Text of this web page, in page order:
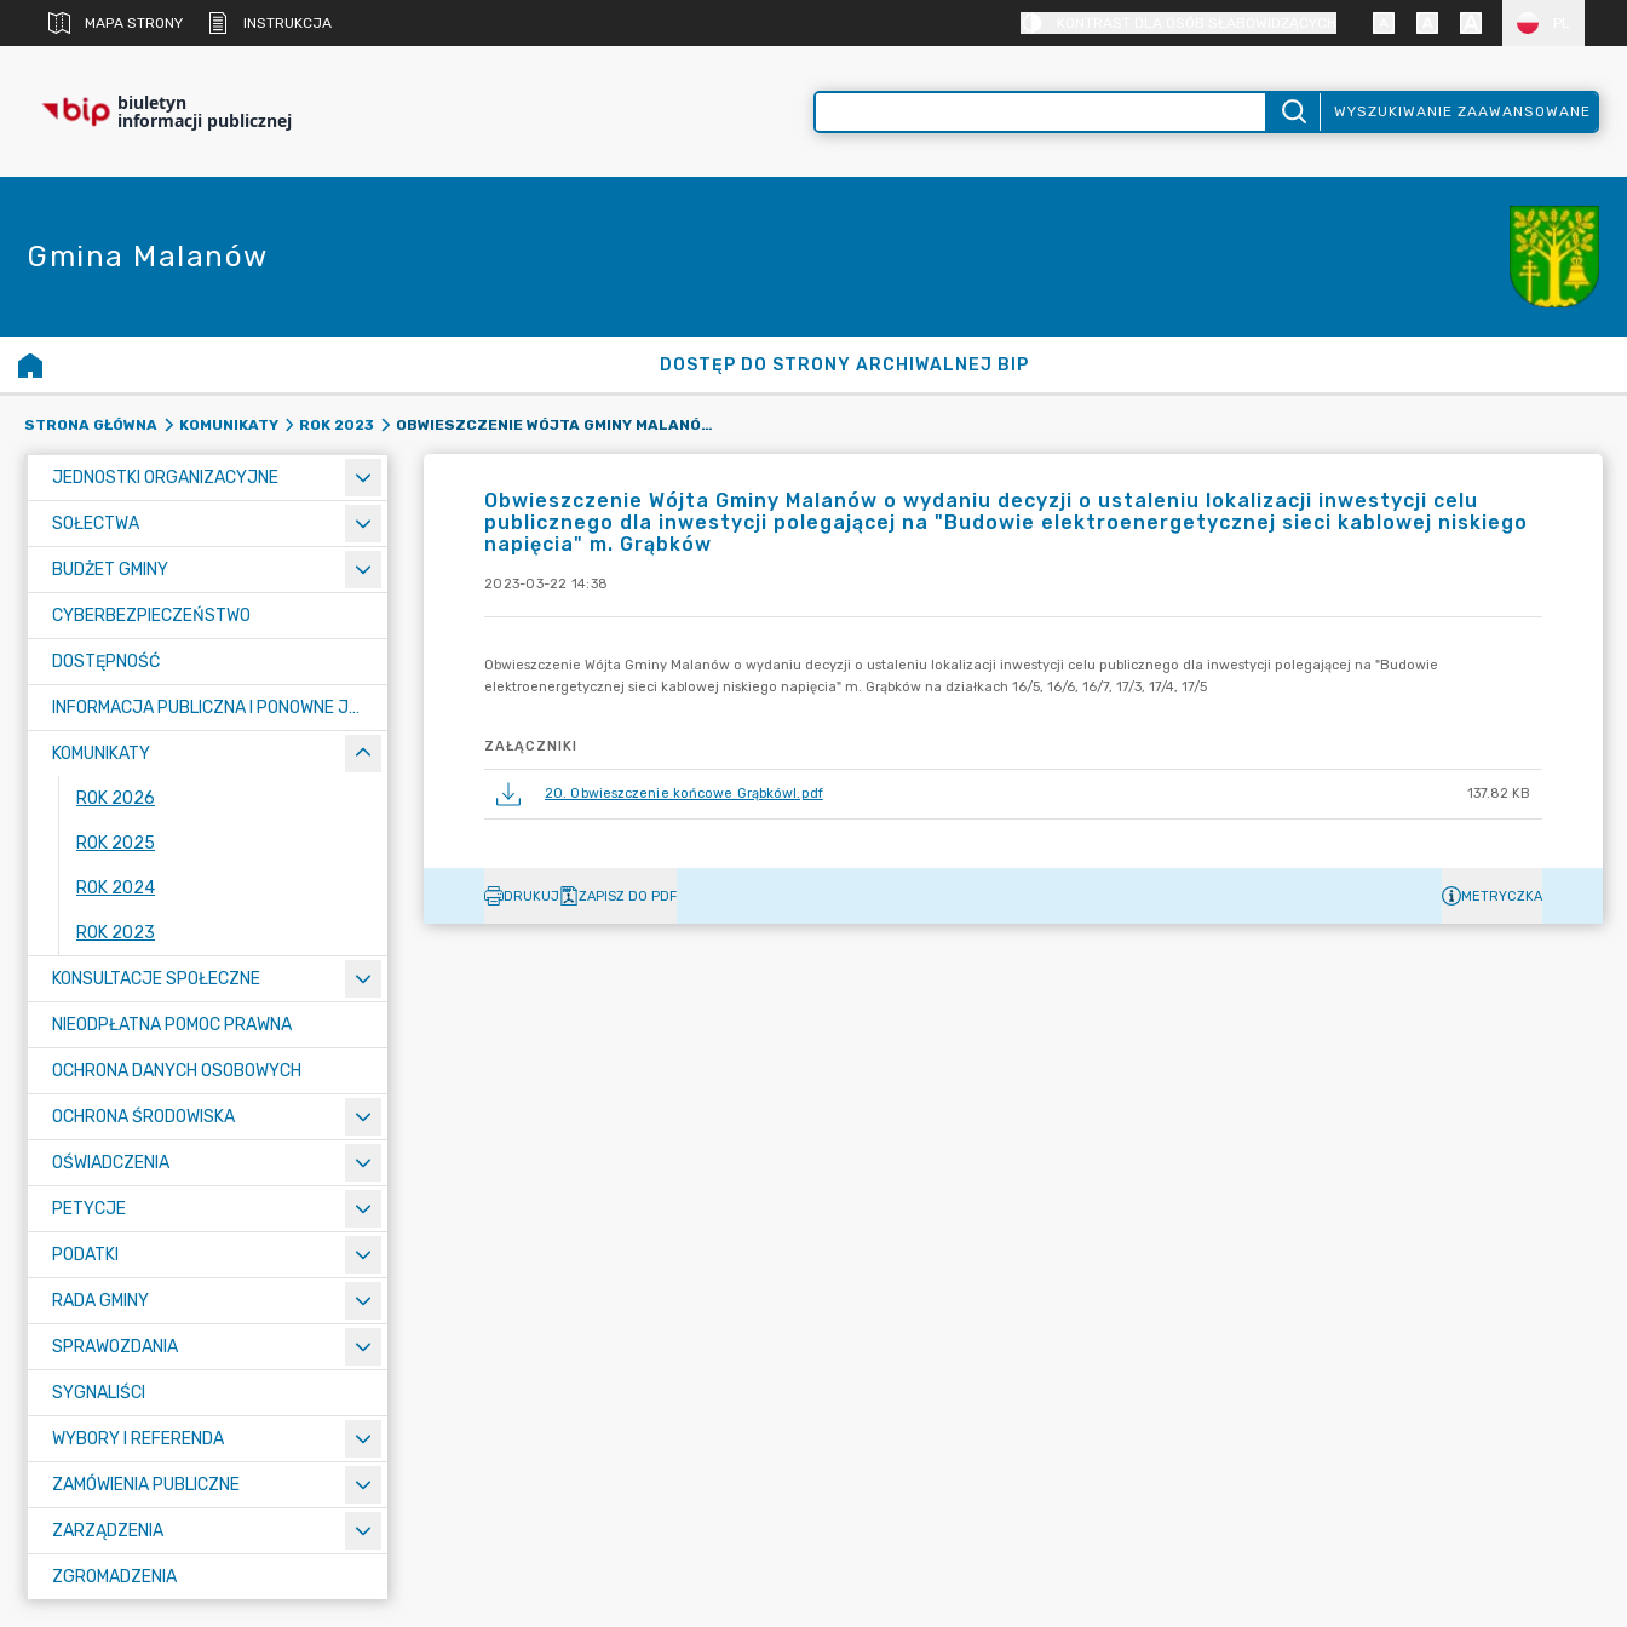
MAPA STRONY INSTRUKCJA
biuletyn
informacji publicznej WYSZUKIWANIE ZAAWANSOWANE
Gmina Malanów
DOSTĘP DO STRONY ARCHIWALNEJ BIP
STRONA GŁÓWNA KOMUNIKATY ROK 2023 OBWIESZCZENIE WÓJTA GMINY MALANÓW O WYDANIU DECYZJI O USTALENIU LOKALIZACJI INWESTYCJI CELU PUBLICZNEGO DLA INWESTYCJI POLEGAJĄCEJ NA "BUDOWIE ELEKTROENERGETYCZNEJ SIECI KABLOWEJ NISKIEGO NAPIĘCIA" M. GRĄBKÓW
JEDNOSTKI ORGANIZACYJNE
SOŁECTWA
BUDŻET GMINY
CYBERBEZPIECZEŃSTWO
DOSTĘPNOŚĆ
INFORMACJA PUBLICZNA I PONOWNE JEJ WYKORZYSTYWANIE
KOMUNIKATY
ROK 2026
ROK 2025
ROK 2024
ROK 2023
KONSULTACJE SPOŁECZNE
NIEODPŁATNA POMOC PRAWNA
OCHRONA DANYCH OSOBOWYCH
OCHRONA ŚRODOWISKA
OŚWIADCZENIA
PETYCJE
PODATKI
RADA GMINY
SPRAWOZDANIA
SYGNALIŚCI
WYBORY I REFERENDA
ZAMÓWIENIA PUBLICZNE
ZARZĄDZENIA
ZGROMADZENIA
Obwieszczenie Wójta Gminy Malanów o wydaniu decyzji o ustaleniu lokalizacji inwestycji celu
publicznego dla inwestycji polegającej na "Budowie elektroenergetycznej sieci kablowej niskiego
napięcia" m. Grąbków
2023-03-22 14:38
ZAŁĄCZNIKI
20. Obwieszczenie końcowe GrąbkówI.pdf 137.82 KB
DRUKUJ ZAPISZ DO PDF METRYCZKA